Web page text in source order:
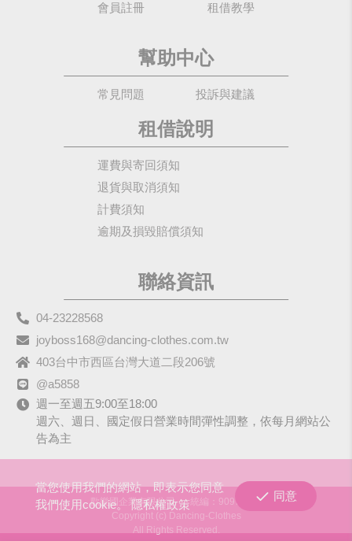
會員註冊 租借教學
幫助中心
常見問題 投訴與建議
租借說明
運費與寄回須知
退貨與取消須知
計費須知
逾期及損毀賠償須知
聯絡資訊
04-23228568
joyboss168@dancing-clothes.com.tw
403台中市西區台灣大道二段206號
@a5858
週一至週五9:00至18:00
週六、週日、國定假日營業時間彈性調整，依每月網站公
告為主
歡樂國企業有限公司
統編：90979680
Copyright (c) Dancing-Clothes
All Rights Reserved.
當您使用我們的網站，即表示您同意
我們使用cookie。隱私權政策
同意